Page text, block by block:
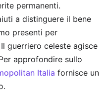
permanenti.
a distinguere il bene
presenti per
guerriero celeste agisce
approfondire sullo
Italia fornisce un